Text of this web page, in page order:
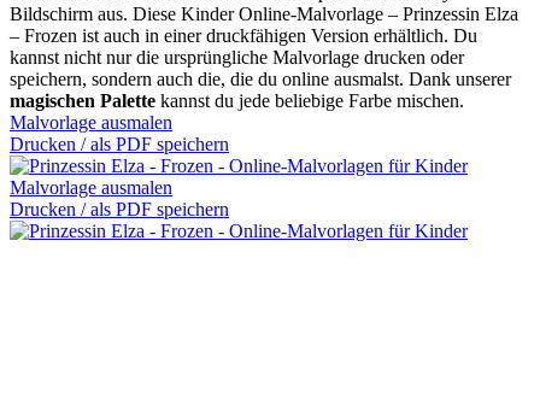
Bildschirm aus. Diese Kinder Online-Malvorlage – Prinzessin Elza
– Frozen ist auch in einer druckfähigen Version erhältlich. Du
kannst nicht nur die ursprüngliche Malvorlage drucken oder
speichern, sondern auch die, die du online ausmalst. Dank unserer
magischen Palette kannst du jede beliebige Farbe mischen.
Malvorlage ausmalen
Drucken / als PDF speichern
Malvorlage ausmalen
Drucken / als PDF speichern